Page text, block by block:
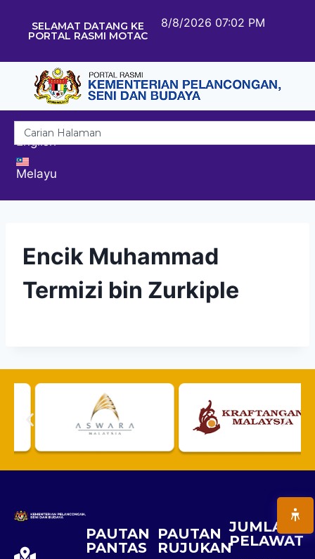
SELAMAT DATANG KE
PORTAL RASMI MOTAC
8/8/2026 07:02 PM
English
Melayu
Encik Muhammad
Termizi bin Zurkiple
PAUTAN
PANTAS
PAUTAN
RUJUKAN
JUMLAH
PELAWAT